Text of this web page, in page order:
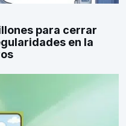
para cerrar
en la